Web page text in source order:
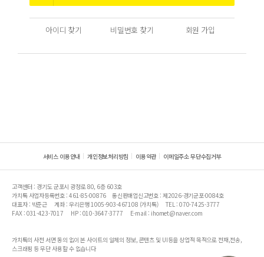
아이디 찾기 비밀번호 찾기 회원 가입
서비스 이용안내 개인정보처리방침 이용약관 이메일주소 무단수집거부
고객센터 : 경기도 군포시 광정로 80, 6층 603호
가치톡 사업자등록번호 : 461-85-00876
통신판매업신고번호 : 제2026-경기군포-0084호
대표자 : 박준근
계좌 : 우리은행 1005-903-467108 (가치톡)
TEL : 070-7425-3777
FAX : 031-423-7017
HP : 010-3647-3777 E-mail : ihomet@naver.com
가치톡의 사전 서면 동의 없이 본 사이트의 일체의 정보, 콘텐츠 및 UI등을 상업적 목적으로 전재,전송,
스크래핑 등 무단 사용할 수 없습니다